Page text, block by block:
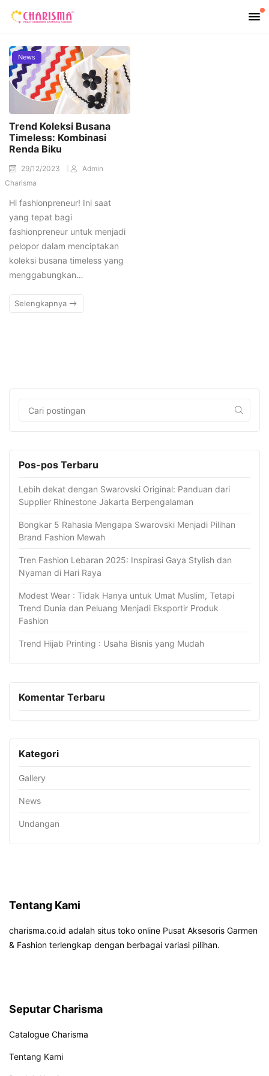
News
Trend Koleksi Busana
Timeless: Kombinasi
Renda Biku
29/12/2023
Admin
Charisma
Hi fashionpreneur! Ini saat
yang tepat bagi
fashionpreneur untuk menjadi
pelopor dalam menciptakan
koleksi busana timeless yang
menggabungkan…
Selengkapnya
Pos-pos Terbaru
Lebih dekat dengan Swarovski Original: Panduan dari
Supplier Rhinestone Jakarta Berpengalaman
Bongkar 5 Rahasia Mengapa Swarovski Menjadi Pilihan
Brand Fashion Mewah
Tren Fashion Lebaran 2025: Inspirasi Gaya Stylish dan
Nyaman di Hari Raya
Modest Wear : Tidak Hanya untuk Umat Muslim, Tetapi
Trend Dunia dan Peluang Menjadi Eksportir Produk
Fashion
Trend Hijab Printing : Usaha Bisnis yang Mudah
Komentar Terbaru
Kategori
Gallery
News
Undangan
Tentang Kami
charisma.co.id adalah situs toko online Pusat Aksesoris Garmen
& Fashion terlengkap dengan berbagai variasi pilihan.
Seputar Charisma
Catalogue Charisma
Tentang Kami